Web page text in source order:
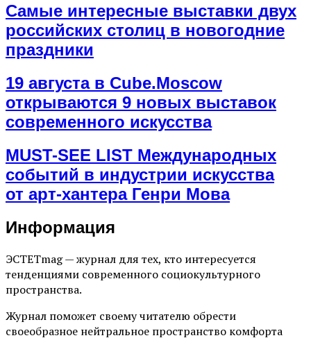
Самые интересные выставки двух
российских столиц в новогодние
праздники
19 августа в Cube.Moscow
открываются 9 новых выставок
современного искусства
MUST-SEE LIST Международных
событий в индустрии искусства
от арт-хантера Генри Мова
Информация
ЭСТЕТmag — журнал для тех, кто интересуется
тенденциями современного социокультурного
пространства.
Журнал поможет своему читателю обрести
своеобразное нейтральное пространство комфорта